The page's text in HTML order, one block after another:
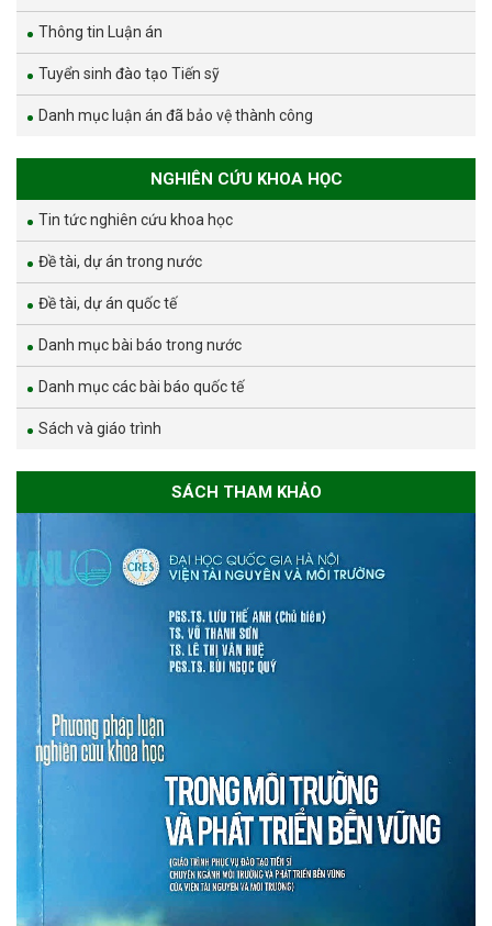
Thông tin Luận án
Tuyển sinh đào tạo Tiến sỹ
Danh mục luận án đã bảo vệ thành công
NGHIÊN CỨU KHOA HỌC
Tin tức nghiên cứu khoa học
Đề tài, dự án trong nước
Đề tài, dự án quốc tế
Danh mục bài báo trong nước
Danh mục các bài báo quốc tế
Sách và giáo trình
SÁCH THAM KHẢO